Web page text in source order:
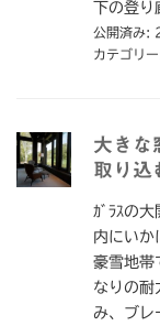
下の登
公開済み:
カテゴリ
大きな
取り込
ｶﾞﾗｽの
内にいか
豪雪地帯
なりの耐
み、ブ